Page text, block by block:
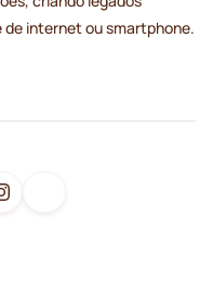
de internet ou smartphone.